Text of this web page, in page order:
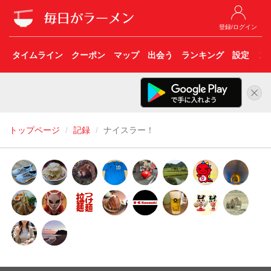
登録/ログイン
タイムライン クーポン マップ 出会う ランキング 設定 こ
トップページ 記録 ナイスラー！